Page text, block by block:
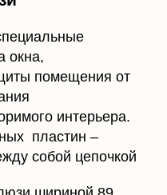
окна,
помещения от
интерьера.
пластин –
собой цепочкой
шириной 89
карнизе. Их